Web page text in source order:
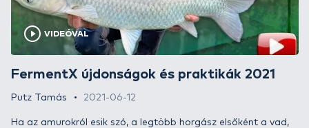
VIDEÓVAL
FermentX újdonságok és praktikák 2021
Putz Tamás 2021-06-12
Ha az amurokról esik szó, a legtöbb horgász elsőként a vad,